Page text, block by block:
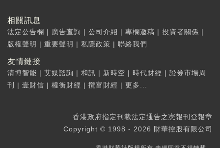
相關訊息
法定公告欄 | 廣告查詢 | 公司介紹 | 專欄邀稿 | 投資者關係 |
版權聲明 | 重要聲明 | 私隱政策 | 聯絡我們
友情鏈接
清博智能 | 艾媒諮詢 | 和訊 | 新時空 | 時代財經 | 證券市場周
刊
| 壹財信 | 權衡財經 | 攬富財經 | 更多...
香港政府指定刊載法定通告之憲報刊登報章
Copyright © 1998 - 2026 財華控股有限公司